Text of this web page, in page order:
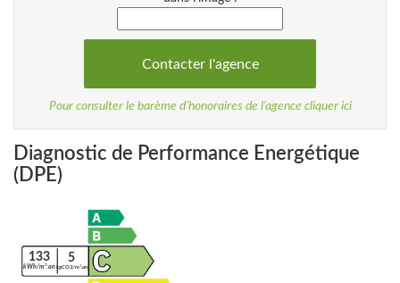
Pour consulter le barème d’honoraires de l’agence cliquer ici
Diagnostic de Performance Energétique
(DPE)
133
kWh/m².an
5
kgCO2/m².an